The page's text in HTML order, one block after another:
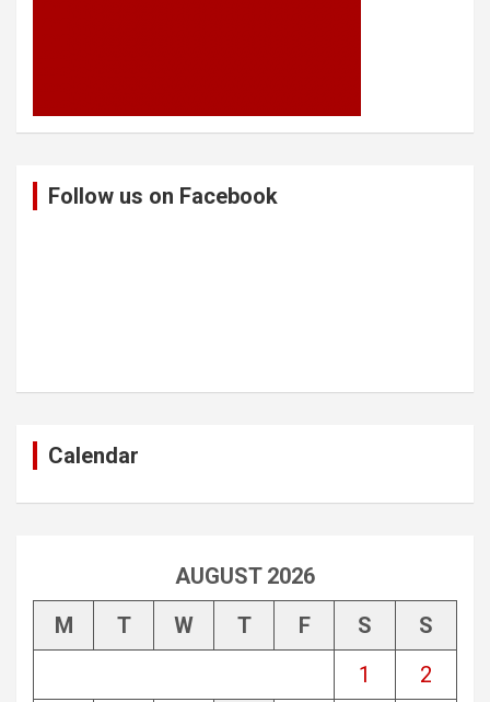
Follow us on Facebook
Calendar
AUGUST 2026
M
T W T F S
S
1
2